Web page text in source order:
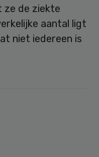
ze de ziekte
aantal ligt
niet iedereen is